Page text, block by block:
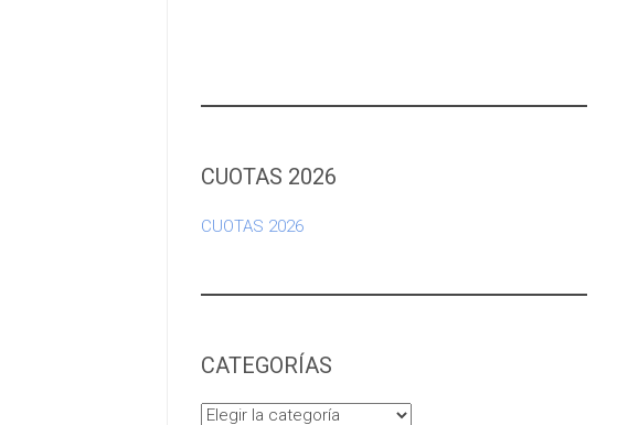
CUOTAS 2026
CUOTAS 2026
CATEGORÍAS
Categorías